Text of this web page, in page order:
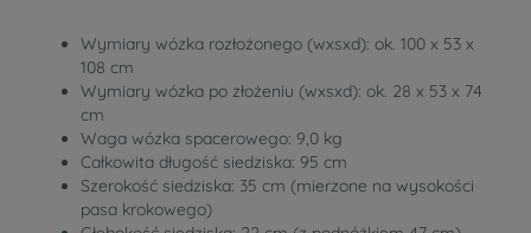
Wymiary wózka rozłożonego (wxsxd): ok. 100 x 53 x
108 cm
Wymiary wózka po złożeniu (wxsxd): ok. 28 x 53 x 74
cm
Waga wózka spacerowego: 9,0 kg
Całkowita długość siedziska: 95 cm
Szerokość siedziska: 35 cm (mierzone na wysokości
pasa krokowego)